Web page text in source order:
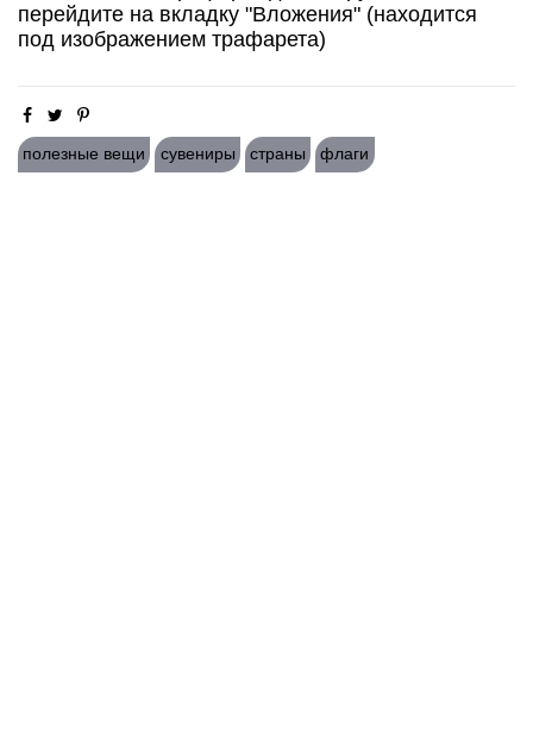
перейдите на вкладку "Вложения" (находится
под изображением трафарета)
полезные вещи сувениры страны флаги